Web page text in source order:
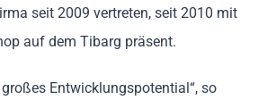
seit 2009 vertreten, seit 2010 mit
auf dem Tibarg präsent.
Entwicklungspotential“, so